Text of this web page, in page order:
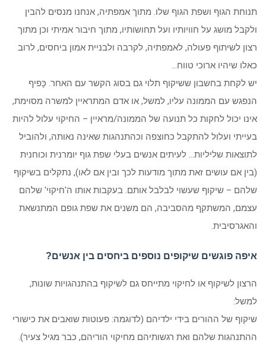
תנוחת הגוף ושפת הגוף שלו. מתוך אמפתיה, אנחנו מנסים להבין
ולקבל מושג על חוויותיו ועל תחושותיו, מתוך חיבור אמיתי וכן מתוך
רצון לשיתוף פעולה, לאמפתיה, לקרבה ולבניית אמון ביחסים, לרוב
כאלו שיהיו ארוכי טווח…
יש לקחת בחשבון ששיקוף תלוי גם בסוג הקשר עם האחר. כָּפיף
הנפגש עם הממונה עליו, למשל, או אדם המתראיין למשרה מסוימת,
אינו יכול לחקות כל תנועה של הממונה/מראיין – החיקוי עלול להיות
בעייתי ועלול להתקבל כחוצפה וכהתנהגות שאינה נאותה, ולהוביל
לתוצאות שליליות… לעיתים אנשים בעלי שפת גוף יומרנית וכוחנית
(בין אם עושים זאת מתוך מודעות לכך ובין אם לאו), נתקלים בשיקוף
שלהם – שיקוף שעשוי לבלבל אותם. בעקבות אותו ה'חיקוי' שלהם
עצמם, המשתקף מהסביבה, הם משנים את שפת גופם המתנשאת
והאגרסיבית.
איפה פוגשים שיקופים נוספים ביחסים בין אנשים?
הרצון לשיקוף או לחיקוי מתייחס גם לשיקוף בהתנהגויות שונות,
למשל:
שיקוף של ההורים בידי ילדיהם (לדוגמה: פעוטות שואבים את כישורי
ההתנהגות שלהם ואת רגשותיהם מחיקוי הוריהם, כבר מגיל צעיר).